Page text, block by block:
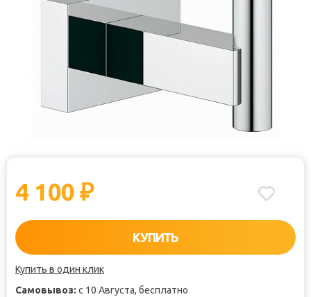
4 100₽
КУПИТЬ
Купить в один клик
Самовывоз: с 10 Августа, бесплатно